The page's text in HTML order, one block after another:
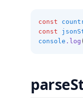
const
const
console .log